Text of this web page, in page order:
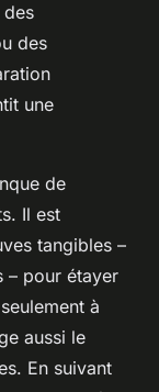
des
une
de
Il est
tangibles –
– pour étayer
à
aussi le
En suivant